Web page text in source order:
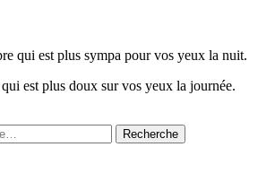
qui est plus sympa pour vos yeux la nuit.
est plus doux sur vos yeux la journée.
Recherche